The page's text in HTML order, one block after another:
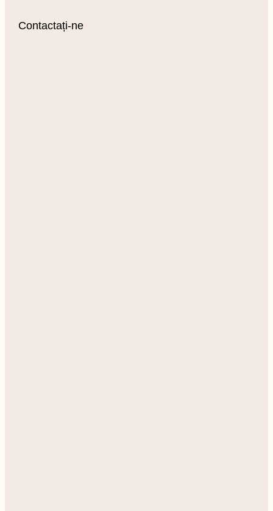
Contactați-ne